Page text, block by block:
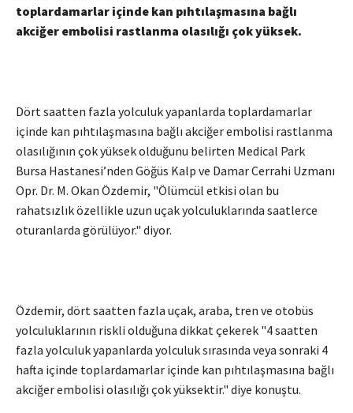
toplardamarlar içinde kan pıhtılaşmasına bağlı
akciğer embolisi rastlanma olasılığı çok yüksek.
Dört saatten fazla yolculuk yapanlarda toplardamarlar
içinde kan pıhtılaşmasına bağlı akciğer embolisi rastlanma
olasılığının çok yüksek olduğunu belirten Medical Park
Bursa Hastanesi’nden Göğüs Kalp ve Damar Cerrahi Uzmanı
Opr. Dr. M. Okan Özdemir, "Ölümcül etkisi olan bu
rahatsızlık özellikle uzun uçak yolculuklarında saatlerce
oturanlarda görülüyor." diyor.
Özdemir, dört saatten fazla uçak, araba, tren ve otobüs
yolculuklarının riskli olduğuna dikkat çekerek "4 saatten
fazla yolculuk yapanlarda yolculuk sırasında veya sonraki 4
hafta içinde toplardamarlar içinde kan pıhtılaşmasına bağlı
akciğer embolisi olasılığı çok yüksektir." diye konuştu.